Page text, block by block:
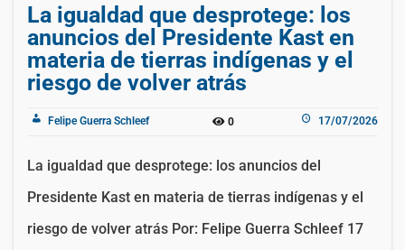
La igualdad que desprotege: los
anuncios del Presidente Kast en
materia de tierras indígenas y el
riesgo de volver atrás
Felipe Guerra Schleef 0 17/07/2026
La igualdad que desprotege: los anuncios del
Presidente Kast en materia de tierras indígenas y el
riesgo de volver atrás Por: Felipe Guerra Schleef 17